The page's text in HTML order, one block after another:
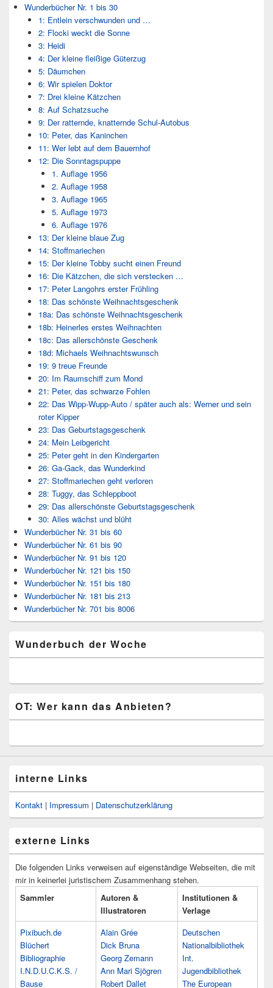
Wunderbücher Nr. 1 bis 30
1: Entlein verschwunden und …
2: Flocki weckt die Sonne
3: Heidi
4: Der kleine fleißige Güterzug
5: Däumchen
6: Wir spielen Doktor
7: Drei kleine Kätzchen
8: Auf Schatzsuche
9: Der ratternde, knatternde Schul-Autobus
10: Peter, das Kaninchen
11: Wer lebt auf dem Bauernhof
12: Die Sonntagspuppe
1. Auflage 1956
2. Auflage 1958
3. Auflage 1965
5. Auflage 1973
6. Auflage 1976
13: Der kleine blaue Zug
14: Stoffmariechen
15: Der kleine Tobby sucht einen Freund
16: Die Kätzchen, die sich verstecken …
17: Peter Langohrs erster Frühling
18: Das schönste Weihnachtsgeschenk
18a: Das schönste Weihnachtsgeschenk
18b: Heinerles erstes Weihnachten
18c: Das allerschönste Geschenk
18d: Michaels Weihnachtswunsch
19: 9 treue Freunde
20: Im Raumschiff zum Mond
21: Peter, das schwarze Fohlen
22: Das Wipp-Wupp-Auto / später auch als: Werner und sein
roter Kipper
23: Das Geburtstagsgeschenk
24: Mein Leibgericht
25: Peter geht in den Kindergarten
26: Ga-Gack, das Wunderkind
27: Stoffmariechen geht verloren
28: Tuggy, das Schleppboot
29: Das allerschönste Geburtstagsgeschenk
30: Alles wächst und blüht
Wunderbücher Nr. 31 bis 60
Wunderbücher Nr. 61 bis 90
Wunderbücher Nr. 91 bis 120
Wunderbücher Nr. 121 bis 150
Wunderbücher Nr. 151 bis 180
Wunderbücher Nr. 181 bis 213
Wunderbücher Nr. 701 bis 8006
Wunderbuch der Woche
OT: Wer kann das Anbieten?
interne Links
Kontakt | Impressum | Datenschutzerklärung
externe Links
Die folgenden Links verweisen auf eigenständige Webseiten, die mit
mir in keinerlei juristischem Zusammenhang stehen.
Sammler
Autoren &
Illustratoren
Institutionen &
Verlage
Pixibuch.de
Blüchert
Bibliographie
I.N.D.U.C.K.S. /
Bause
Alain Grée
Dick Bruna
Georg Zemann
Ann Mari Sjögren
Robert Dallet
Deutschen
Nationalbibliothek
Int.
Jugendbibliothek
The European